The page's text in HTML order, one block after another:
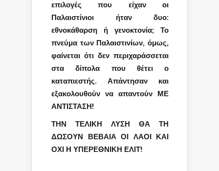
επιλογές που είχαν οι
Παλαιστίνιοι ήταν δυο:
εθνοκάθαρση ή γενοκτονία; Το
πνεύμα των Παλαιστινίων, όμως,
φαίνεται ότι δεν περιχαράσσεται
στα δίπολα που θέτει ο
καταπιεστής. Απάντησαν και
εξακολουθούν να απαντούν ΜΕ
ΑΝΤΙΣΤΑΣΗ!
ΤΗΝ ΤΕΛΙΚΗ ΛΥΣΗ ΘΑ ΤΗ
ΔΩΣΟΥΝ ΒΕΒΑΙΑ ΟΙ ΛΑΟΙ ΚΑΙ
ΟΧΙ Η ΥΠΕΡΕΘΝΙΚΗ ΕΛΙΤ!